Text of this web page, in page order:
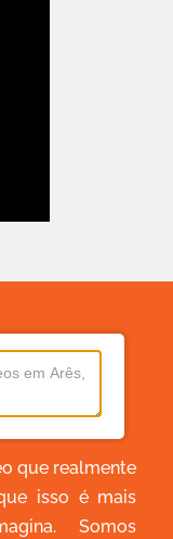
Um
que realmente
isso é mais
Somos